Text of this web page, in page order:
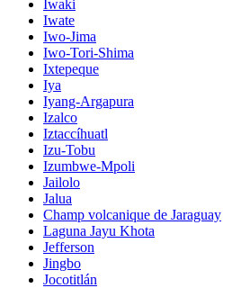
Iwaki
Iwate
Iwo-Jima
Iwo-Tori-Shima
Ixtepeque
Iya
Iyang-Argapura
Izalco
Iztaccíhuatl
Izu-Tobu
Izumbwe-Mpoli
Jailolo
Jalua
Champ volcanique de Jaraguay
Laguna Jayu Khota
Jefferson
Jingbo
Jocotitlán